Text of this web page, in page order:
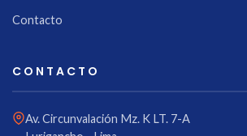
Contacto
CONTACTO
Av. Circunvalación Mz. K LT. 7-A